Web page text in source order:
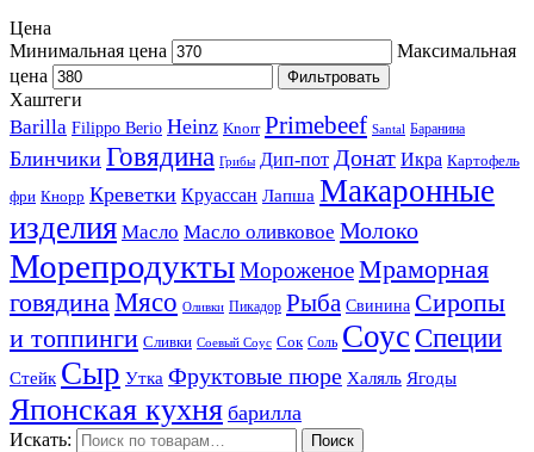
Цена
Минимальная цена
Максимальная
цена
Фильтровать
Хаштеги
Barilla Filippo Berio Heinz Knorr Primebeef Santal Баранина
Блинчики Говядина Грибы Дип-пот Донат Икра Картофель
фри Кнорр Креветки Круассан Лапша Макаронные
изделия Масло Масло оливковое Молоко
МорепродуктыМороженоеМраморная
говядинаМясо Оливки Пикадор Рыба Свинина Сиропы
и топпинги Сливки Соевый Соус Сок Соль Соус Специи
Стейк Сыр Утка Фруктовые пюре Халяль Ягоды
Японская кухня барилла
Искать: Поиск